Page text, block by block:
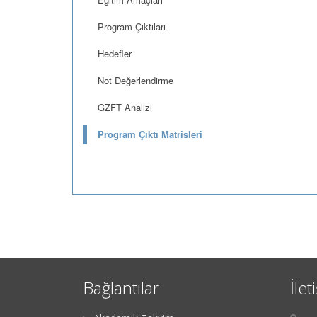
Program Çıktıları
Hedefler
Not Değerlendirme
GZFT Analizi
Program Çıktı Matrisleri
Bağlantılar